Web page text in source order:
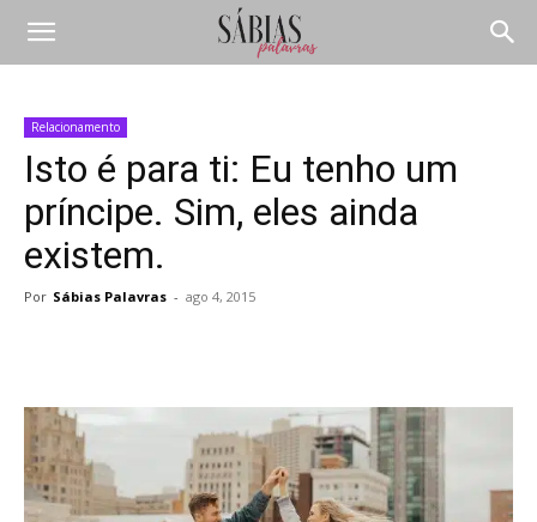
Relacionamento
Isto é para ti: Eu tenho um
príncipe. Sim, eles ainda
existem.
Por Sábias Palavras - ago 4, 2015